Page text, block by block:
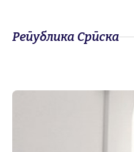
Република Српска